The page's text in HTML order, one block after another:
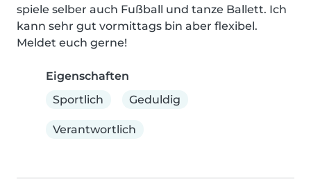
spiele selber auch Fußball und tanze Ballett. Ich
kann sehr gut vormittags bin aber flexibel.
Meldet euch gerne!
Eigenschaften
Sportlich
Geduldig
Verantwortlich